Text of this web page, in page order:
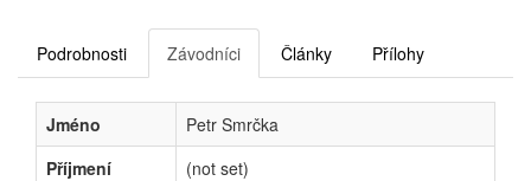
Podrobnosti Závodníci Články Přílohy
Jméno
Petr Smrčka
Příjmení
(not set)